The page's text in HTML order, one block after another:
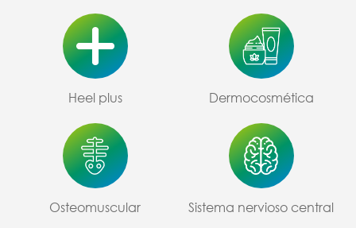
Heel plus Dermocosmética
Osteomuscular Sistema nervioso central